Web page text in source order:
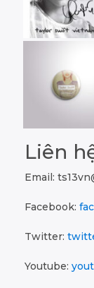
Liên
Email:
Facebook:
Twitter:
Youtube: